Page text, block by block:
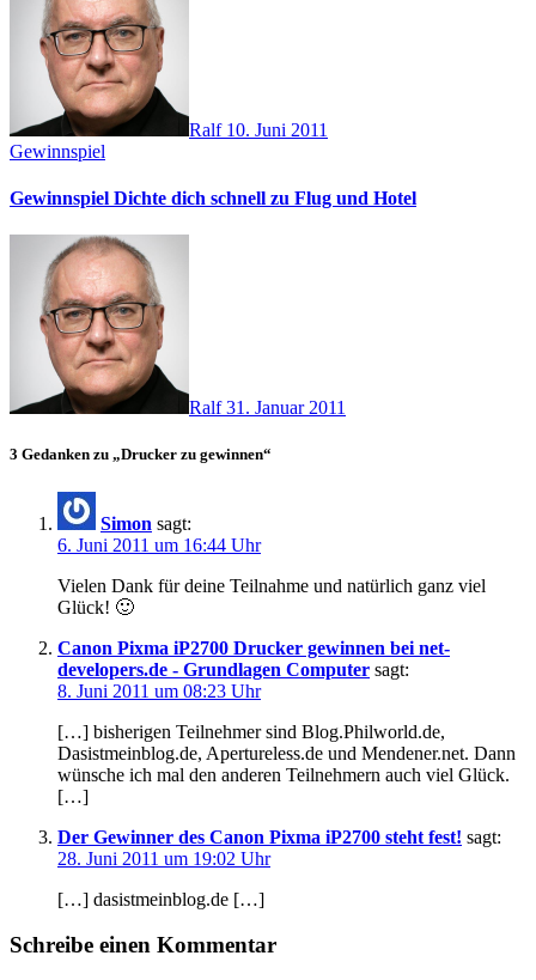
Ralf 10. Juni 2011
Gewinnspiel
Gewinnspiel Dichte dich schnell zu Flug und Hotel
Ralf31. Januar 2011
3 Gedanken zu „Drucker zu gewinnen“
Simon sagt:
6. Juni 2011 um 16:44 Uhr
Vielen Dank für deine Teilnahme und natürlich ganz viel
Glück! 🙂
Canon Pixma iP2700 Drucker gewinnen bei net-
developers.de - Grundlagen Computer sagt:
8. Juni 2011 um 08:23 Uhr
[…] bisherigen Teilnehmer sind Blog.Philworld.de,
Dasistmeinblog.de, Apertureless.de und Mendener.net. Dann
wünsche ich mal den anderen Teilnehmern auch viel Glück.
[…]
Der Gewinner des Canon Pixma iP2700 steht fest! sagt:
28. Juni 2011 um 19:02 Uhr
[…] dasistmeinblog.de […]
Schreibe einen Kommentar